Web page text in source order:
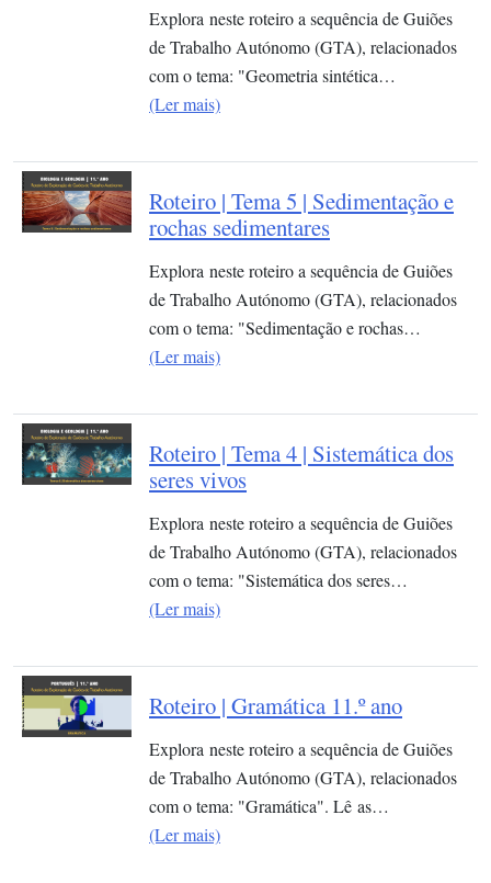
Explora neste roteiro a sequência de Guiões
de Trabalho Autónomo (GTA), relacionados
com o tema: "Geometria sintética…
(Ler mais)
Roteiro | Tema 5 | Sedimentação e
rochas sedimentares
Explora neste roteiro a sequência de Guiões
de Trabalho Autónomo (GTA), relacionados
com o tema: "Sedimentação e rochas…
(Ler mais)
Roteiro | Tema 4 | Sistemática dos
seres vivos
Explora neste roteiro a sequência de Guiões
de Trabalho Autónomo (GTA), relacionados
com o tema: "Sistemática dos seres…
(Ler mais)
Roteiro | Gramática 11.º ano
Explora neste roteiro a sequência de Guiões
de Trabalho Autónomo (GTA), relacionados
com o tema: "Gramática". Lê as…
(Ler mais)